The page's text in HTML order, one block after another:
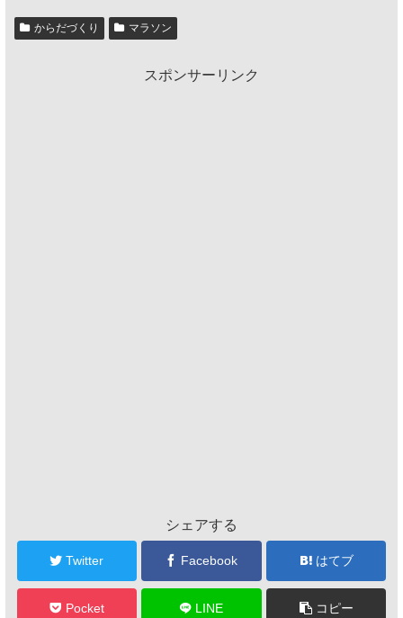
からだづくり マラソン
スポンサーリンク
シェアする
Twitter Facebook はてブ
Pocket LINE コピー